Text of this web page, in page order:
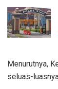
Menurutnya,
seluas-